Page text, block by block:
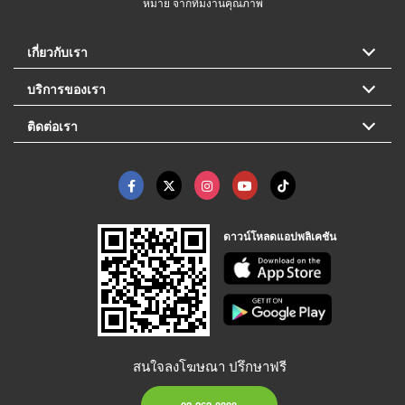
เกี่ยวกับเรา
บริการของเรา
ติดต่อเรา
ดาวน์โหลดแอปพลิเคชัน
สนใจลงโฆษณา ปรึกษาฟรี